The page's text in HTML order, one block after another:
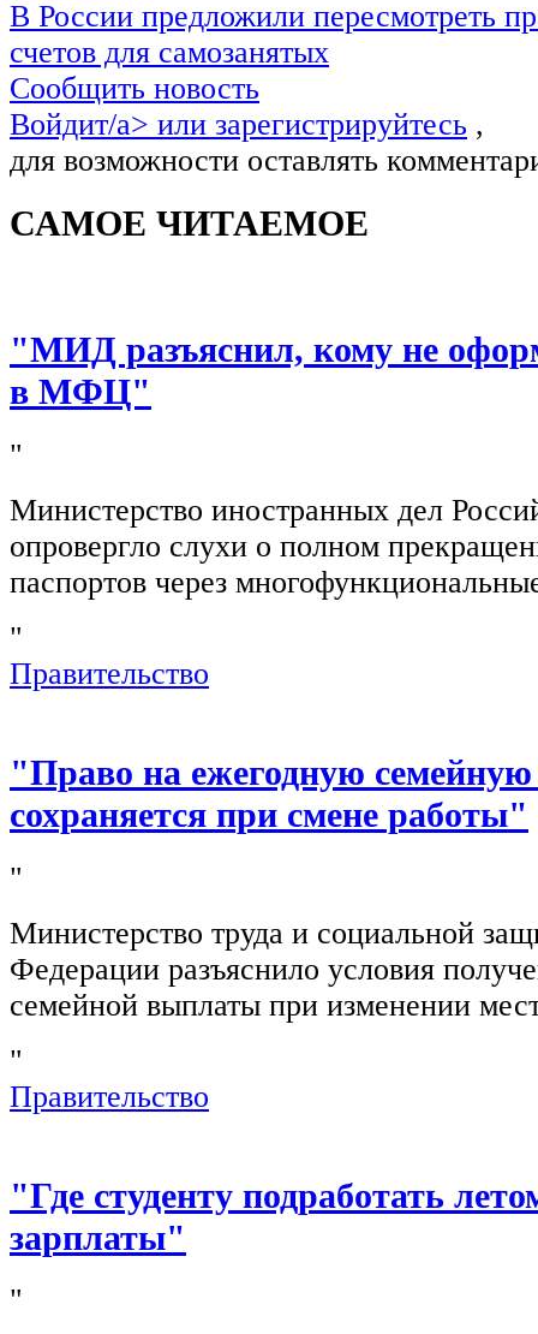
В России предложили пересмотреть
счетов для самозанятых
Сообщить новость
Войдит/a> или зарегистрируйтесь ,
для возможности оставлять
САМОЕ ЧИТАЕМОЕ
"МИД разъяснил, кому не
в МФЦ"
"
Министерство иностранных дел
опровергло слухи о полном
паспортов через
"
Правительство
"Право на ежегодную
сохраняется при смене работы"
"
Министерство труда и социальной
Федерации разъяснило условия
семейной выплаты при изменении
"
Правительство
"Где студенту подработать
зарплаты"
"